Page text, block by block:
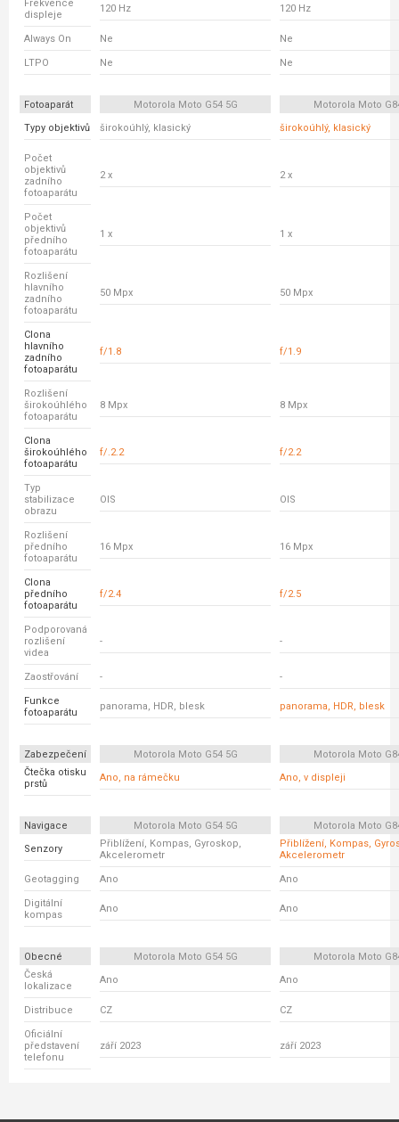
Frekvence
displeje
120 Hz 120 Hz
Always On Ne Ne
LTPO Ne Ne
Fotoaparát Motorola Moto G54 5G
Motorola Moto
Typy objektivů
širokoúhlý, klasický širokoúhlý, klasický
Počet
objektivů
zadního
fotoaparátu
2 x 2 x
Počet
objektivů
předního
fotoaparátu
1 x 1 x
Rozlišení
hlavního
zadního
fotoaparátu
50 Mpx 50 Mpx
Clona
hlavního
zadního
fotoaparátu
f/1.8 f/1.9
Rozlišení
širokoúhlého
fotoaparátu
8 Mpx 8 Mpx
Clona
širokoúhlého
fotoaparátu
f/.2.2 f/2.2
Typ
stabilizace
obrazu
OIS OIS
Rozlišení
předního
fotoaparátu
16 Mpx 16 Mpx
Clona
předního
fotoaparátu
f/2.4 f/2.5
Podporovaná
rozlišení
videa
- -
Zaostřování - -
Funkce
fotoaparátu
panorama, HDR, blesk panorama, HDR, blesk
Zabezpečení Motorola Moto G54 5G
Motorola Moto
Čtečka otisku
prstů
Ano, na rámečku Ano, v displeji
Navigace Motorola Moto G54 5G
Motorola Moto
Senzory
Přiblížení, Kompas, Gyroskop,
Akcelerometr
Přiblížení, Kompas,
Akcelerometr
Geotagging Ano Ano
Digitální
kompas
Ano Ano
Obecné Motorola Moto G54 5G
Motorola Moto
Česká
lokalizace
Ano Ano
Distribuce CZ CZ
Oficiální
představení
telefonu
září 2023 září 2023